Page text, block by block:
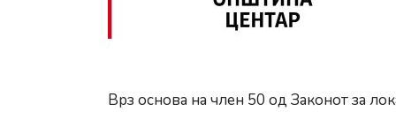
Врз основа на член 50 од Законот за